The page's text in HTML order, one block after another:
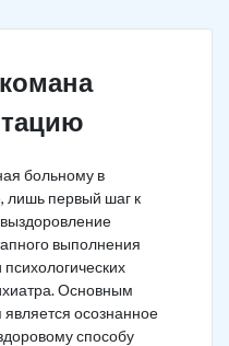
больному в
лишь первый шаг к
выполнения
Основным
осознанное
способу